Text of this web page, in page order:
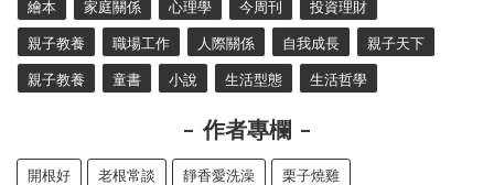
繪本 家庭關係 心理學 今周刊 投資理財
親子教養 職場工作 人際關係 自我成長 親子天下
親子教養 童書 小說 生活型態 生活哲學
作者專欄
開根好 老根常談 靜香愛洗澡 栗子燒雞